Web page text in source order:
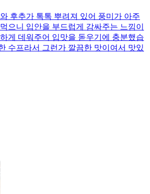
후추가 톡톡 뿌려져 있어 풍미가 아주
으니 입안을 부드럽게 감싸주는 느낌이
게 데워주어 입맛을 돋우기에 충분했습
수프라서 그런가 깔끔한 맛이여서 맛있